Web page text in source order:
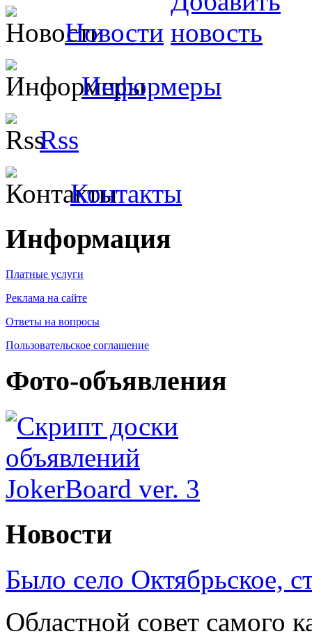
Новости
Информеры
Rss
Контакты
Информация
Платные услуги
Реклама на сайте
Ответы на вопросы
Пользовательское соглашение
Фото-объявления
Новости
Было село Октябрьское,
Областной совет самого